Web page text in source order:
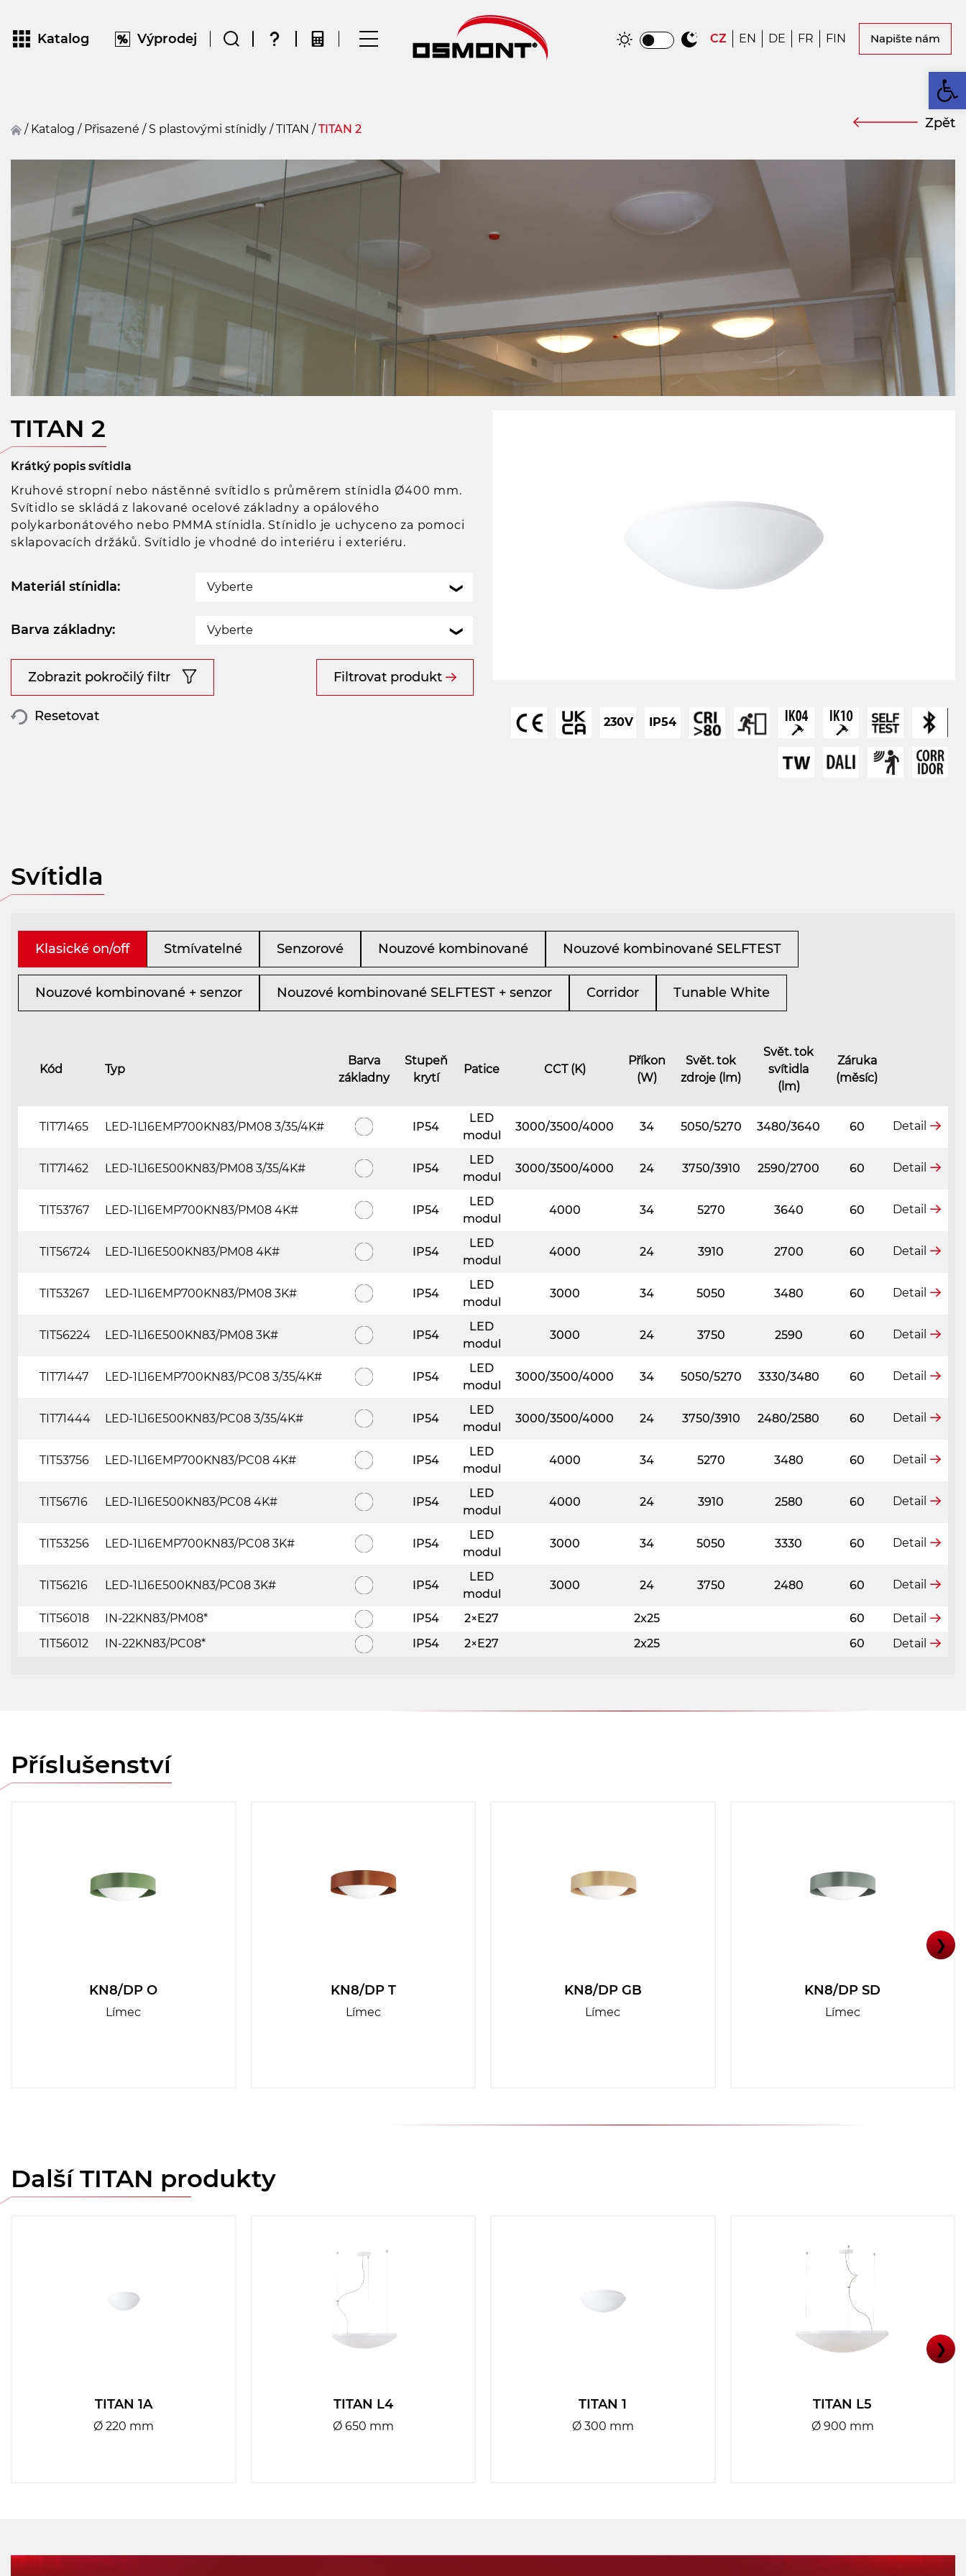
Katalog Výprodej CZ EN DE FR FIN Napište nám
/ Katalog / přisazené / S plastovými stínidly / TITAN / TITAN 2 Zpět
TITAN 2
Krátký popis svítidla
Kruhové stropní nebo nástěnné svítidlo s průměrem stínidla Ø400 mm.
Svítidlo se skládá z lakované ocelové základny a opálového
polykarbonátového nebo PMMA stínidla. Stínidlo je uchyceno za pomoci
sklapovacích držáků. Svítidlo je vhodné do interiéru i exteriéru.
Materiál stínidla: Vyberte
Barva základny: Vyberte
Zobrazit pokročilý filtr Filtrovat produkt
Resetovat 230V IP54
Svítidla
Klasické on/off Stmívatelné Senzorové Nouzové kombinované Nouzové kombinované SELFTEST
Nouzové kombinované + senzor Nouzové kombinované SELFTEST + senzor Corridor Tunable White
Kód Typ
Barva
základny
Stupeň
krytí
Patice CCT (K)
Příkon
(W)
Svět. tok
zdroje (lm)
Svět. tok
svítidla
(lm)
Záruka
(měsíc)
TIT71465 LED-1L16EMP700KN83/PM08 3/35/4K# IP54
LED
modul
3000/3500/4000 34 5050/5270 3480/3640 60 Detail
TIT71462 LED-1L16E500KN83/PM08 3/35/4K# IP54
LED
modul
3000/3500/4000 24 3750/3910 2590/2700 60 Detail
TIT53767 LED-1L16EMP700KN83/PM08 4K# IP54
LED
modul
4000 34 5270 3640 60 Detail
TIT56724 LED-1L16E500KN83/PM08 4K# IP54
LED
modul
4000 24 3910 2700 60 Detail
TIT53267 LED-1L16EMP700KN83/PM08 3K# IP54
LED
modul
3000 34 5050 3480 60 Detail
TIT56224 LED-1L16E500KN83/PM08 3K# IP54
LED
modul
3000 24 3750 2590 60 Detail
TIT71447 LED-1L16EMP700KN83/PC08 3/35/4K# IP54
LED
modul
3000/3500/4000 34 5050/5270 3330/3480 60 Detail
TIT71444 LED-1L16E500KN83/PC08 3/35/4K# IP54
LED
modul
3000/3500/4000 24 3750/3910 2480/2580 60 Detail
TIT53756 LED-1L16EMP700KN83/PC08 4K# IP54
LED
modul
4000 34 5270 3480 60 Detail
TIT56716 LED-1L16E500KN83/PC08 4K# IP54
LED
modul
4000 24 3910 2580 60 Detail
TIT53256 LED-1L16EMP700KN83/PC08 3K# IP54
LED
modul
3000 34 5050 3330 60 Detail
TIT56216 LED-1L16E500KN83/PC08 3K# IP54
LED
modul
3000 24 3750 2480 60 Detail
TIT56018 IN-22KN83/PM08* IP54 2×E27 2x25 60
Detail
TIT56012
IN-22KN83/PC08* IP54 2×E27 2x25 60 Detail
Příslušenství
KN8/DP O
Límec
KN8/DP T
Límec
KN8/DP GB
Límec
KN8/DP SD
Límec
❯
Další TITAN produkty
TITAN 1A
Ø 220 mm
TITAN L4
Ø 650 mm
TITAN 1
Ø 300 mm
TITAN L5
Ø 900 mm
❯